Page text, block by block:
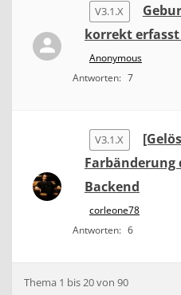
V3.1.X
korrekt
Anonymous
Antworten: 7
V3.1.X
Farbänderung
Backend
corleone78
Antworten: 6
Thema 1 bis 20 von 90